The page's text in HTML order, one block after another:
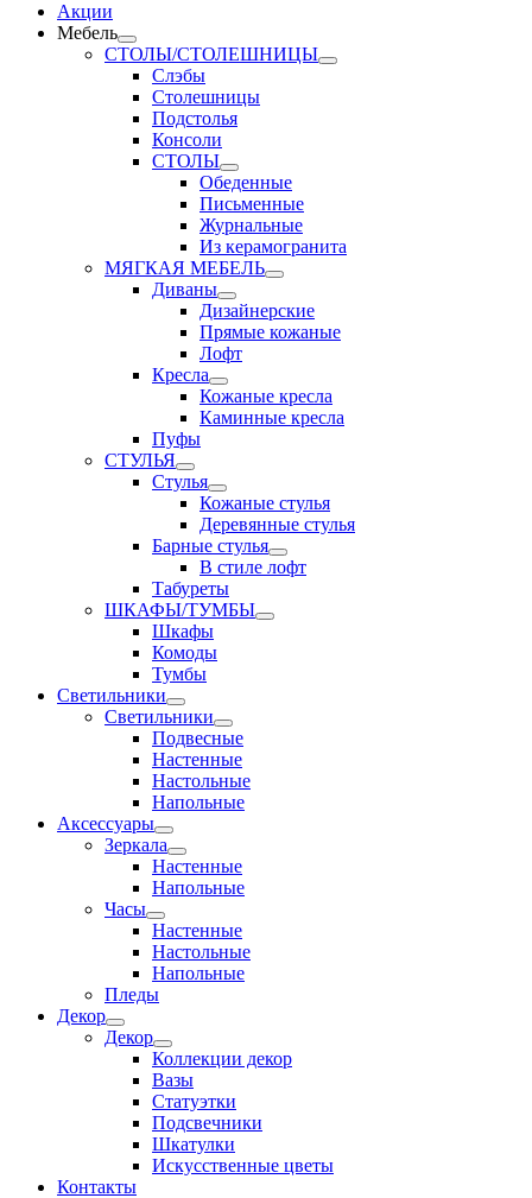
Акции
Мебель
СТОЛЫ/СТОЛЕШНИЦЫ
Слэбы
Столешницы
Подстолья
Консоли
СТОЛЫ
Обеденные
Письменные
Журнальные
Из керамогранита
МЯГКАЯ МЕБЕЛЬ
Диваны
Дизайнерские
Прямые кожаные
Лофт
Кресла
Кожаные кресла
Каминные кресла
Пуфы
СТУЛЬЯ
Стулья
Кожаные стулья
Деревянные стулья
Барные стулья
В стиле лофт
Табуреты
ШКАФЫ/ТУМБЫ
Шкафы
Комоды
Тумбы
Светильники
Светильники
Подвесные
Настенные
Настольные
Напольные
Аксессуары
Зеркала
Настенные
Напольные
Часы
Настенные
Настольные
Напольные
Пледы
Декор
Декор
Коллекции декор
Вазы
Статуэтки
Подсвечники
Шкатулки
Искусственные цветы
Контакты